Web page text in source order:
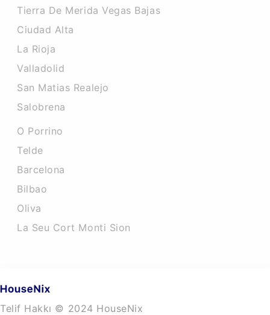
Tierra De Merida Vegas Bajas
Ciudad Alta
La Rioja
Valladolid
San Matias Realejo
Salobrena
O Porrino
Telde
Barcelona
Bilbao
Oliva
La Seu Cort Monti Sion
Telif Hakkı © 2024 HouseNix